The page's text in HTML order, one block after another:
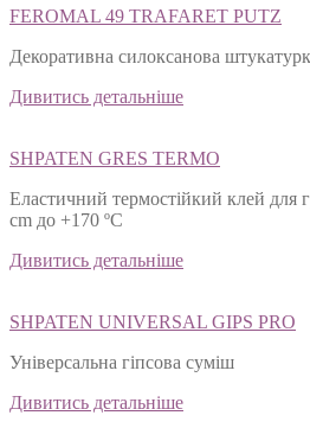
FEROMAL 49 TRAFARET PUTZ
Декоративна силоксанова
Дивитись детальніше
SHPATEN GRES TERMO
Еластичний термостійкий клей для
cm до +170 ºС
Дивитись детальніше
SHPATEN UNIVERSAL GIPS PRO
Універсальна гіпсова суміш
Дивитись детальніше